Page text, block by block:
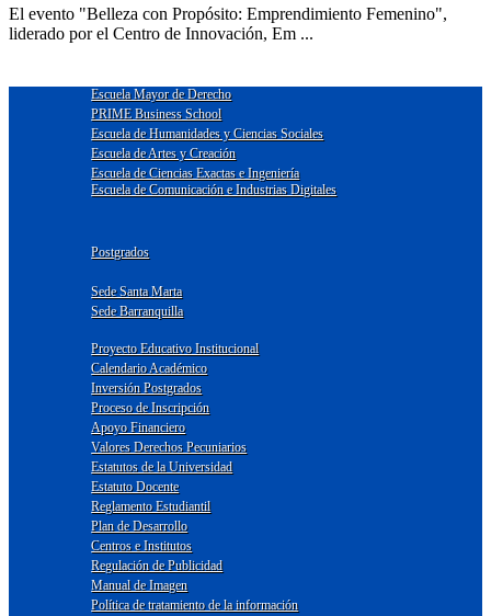
El evento "Belleza con Propósito: Emprendimiento Femenino",
liderado por el Centro de Innovación, Em ...
Escuela Mayor de Derecho
PRIME Business School
Escuela de Humanidades y Ciencias Sociales
Escuela de Artes y Creación
Escuela de Ciencias Exactas e Ingeniería
Escuela de Comunicación e Industrias Digitales
Postgrados
Sede Santa Marta
Sede Barranquilla
Proyecto Educativo Institucional
Calendario Académico
Inversión Postgrados
Proceso de Inscripción
Apoyo Financiero
Valores Derechos Pecuniarios
Estatutos de la Universidad
Estatuto Docente
Reglamento Estudiantil
Plan de Desarrollo
Centros e Institutos
Regulación de Publicidad
Manual de Imagen
Política de tratamiento de la información